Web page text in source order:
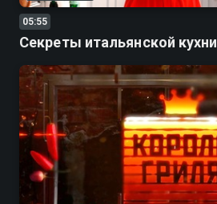
05:55
Секреты итальянской